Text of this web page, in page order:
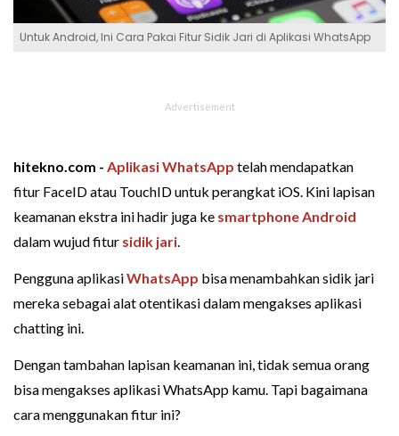
Untuk Android, Ini Cara Pakai Fitur Sidik Jari di Aplikasi WhatsApp
hitekno.com - Aplikasi WhatsApp telah mendapatkan
fitur FaceID atau TouchID untuk perangkat iOS. Kini lapisan
keamanan ekstra ini hadir juga ke smartphone Android
dalam wujud fitur sidik jari.
Pengguna aplikasiWhatsApp bisa menambahkan sidik jari
mereka sebagai alat otentikasi dalam mengakses aplikasi
chatting ini.
Dengan tambahan lapisan keamanan ini, tidak semua orang
bisa mengakses aplikasi WhatsApp kamu. Tapi bagaimana
cara menggunakan fitur ini?